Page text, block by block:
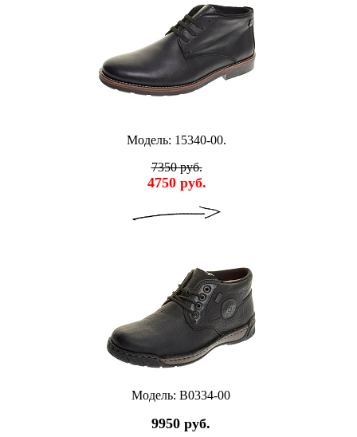
Модель: 15340-00.
7350 руб.
4750 руб.
Модель: B0334-00
9950 руб.